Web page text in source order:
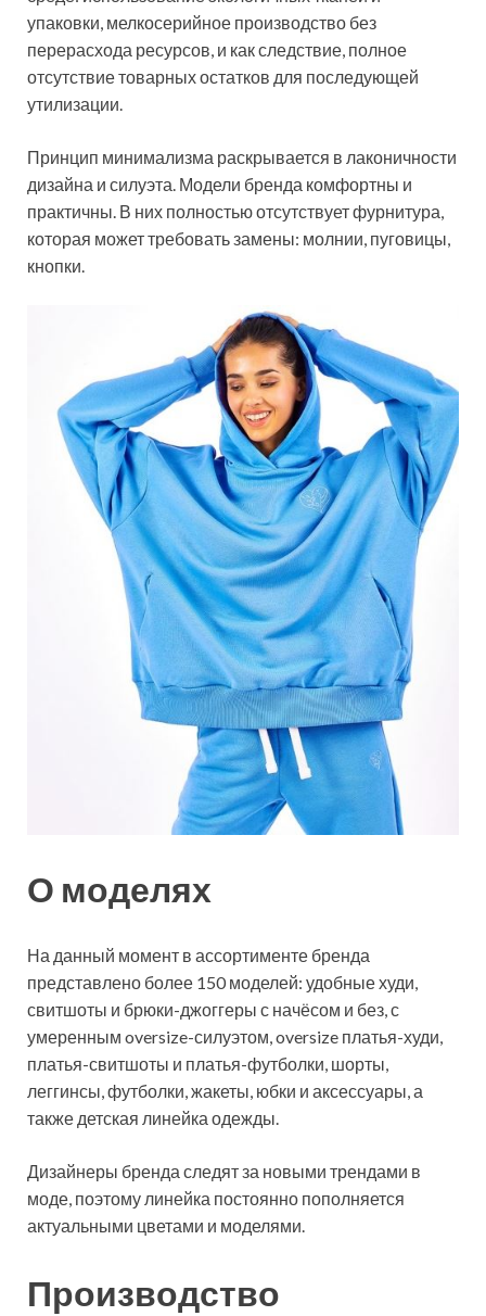
упаковки, мелкосерийное производство без
перерасхода ресурсов, и как следствие, полное
отсутствие товарных остатков для последующей
утилизации.
Принцип минимализма раскрывается в лаконичности
дизайна и силуэта. Модели бренда комфортны и
практичны. В них полностью отсутствует фурнитура,
которая может требовать замены: молнии, пуговицы,
кнопки.
О моделях
На данный момент в ассортименте бренда
представлено более 150 моделей: удобные худи,
свитшоты и брюки-джоггеры с начёсом и без, с
умеренным oversize-силуэтом, oversize платья-худи,
платья-свитшоты и платья-футболки, шорты,
леггинсы, футболки, жакеты, юбки и аксессуары, а
также детская линейка одежды.
Дизайнеры бренда следят за новыми трендами в
моде, поэтому линейка постоянно пополняется
актуальными цветами и моделями.
Производство